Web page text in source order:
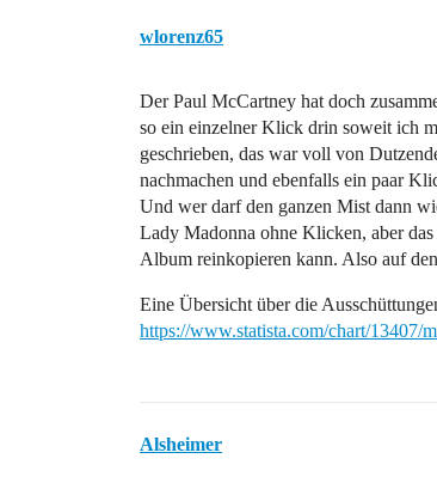
wlorenz65
Der Paul McCartney hat doch
so ein einzelner Klick drin soweit ich
geschrieben, das war voll von
nachmachen und ebenfalls ein paar
Und wer darf den ganzen Mist dann
Lady Madonna ohne Klicken, aber das
Album reinkopieren kann. Also auf
Eine Übersicht über die
https://www.statista.com/chart/13407/
Alsheimer